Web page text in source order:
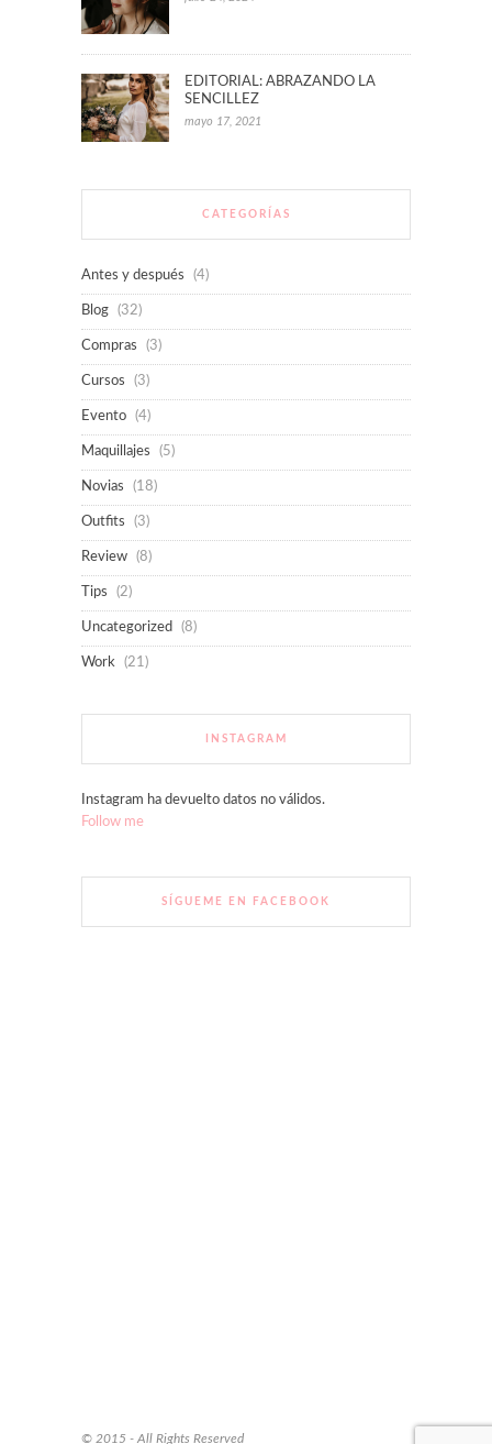
EDITORIAL: ABRAZANDO LA
SENCILLEZ
mayo 17, 2021
CATEGORÍAS
Antes y después (4)
Blog (32)
Compras (3)
Cursos (3)
Evento (4)
Maquillajes (5)
Novias (18)
Outfits (3)
Review (8)
Tips (2)
Uncategorized (8)
Work (21)
INSTAGRAM
Instagram ha devuelto datos no válidos.
Follow me
SÍGUEME EN FACEBOOK
© 2015 - All Rights Reserved